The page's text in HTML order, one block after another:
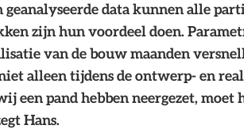
data kunnen alle
zijn hun voordeel doen.
van de bouw maanden
alleen tijdens de ontwerp- en
een pand hebben neergezet,
Hans.